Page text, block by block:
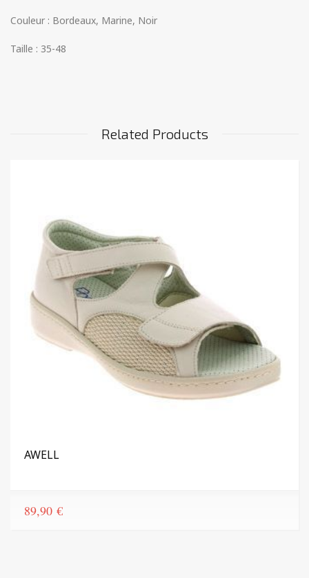
Couleur : Bordeaux, Marine, Noir
Taille : 35-48
Related Products
AWELL
89,90 €